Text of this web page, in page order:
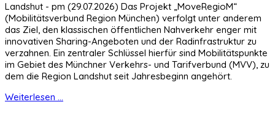
Landshut - pm (29.07.2026) Das Projekt „MoveRegioM“
(Mobilitätsverbund Region München) verfolgt unter anderem
das Ziel, den klassischen öffentlichen Nahverkehr enger mit
innovativen Sharing-Angeboten und der Radinfrastruktur zu
verzahnen. Ein zentraler Schlüssel hierfür sind Mobilitätspunkte
im Gebiet des Münchner Verkehrs- und Tarifverbund (MVV), zu
dem die Region Landshut seit Jahresbeginn angehört.
Weiterlesen ...